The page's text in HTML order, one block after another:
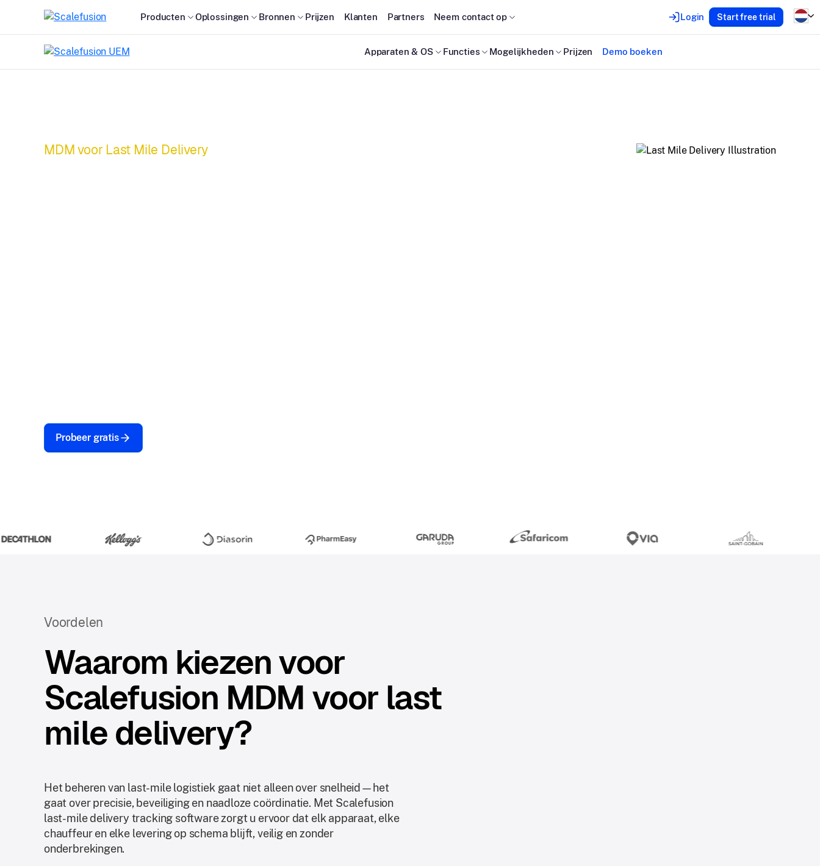
Producten Oplossingen Bronnen Prijzen Klanten Partners Neem contact op Login Start free trial
Apparaten & OS Functies Mogelijkheden Prijzen Demo boeken
MDM voor Last Mile Delivery
Probeer gratis
Voordelen
Waarom kiezen voor
Scalefusion MDM voor last
mile delivery?
Het beheren van last-mile logistiek gaat niet alleen over snelheid—het
gaat over precisie, beveiliging en naadloze coördinatie. Met Scalefusion
last-mile delivery tracking software zorgt u ervoor dat elk apparaat, elke
chauffeur en elke levering op schema blijft, veilig en zonder
onderbrekingen.